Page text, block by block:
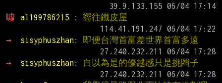
噓
al199786215
: 嚮往鐵皮屋
→
sisyphuszhan: 即便台灣首富差世界首富多遠
→
sisyphuszhan: 自以為是的優越感只是挑圈子